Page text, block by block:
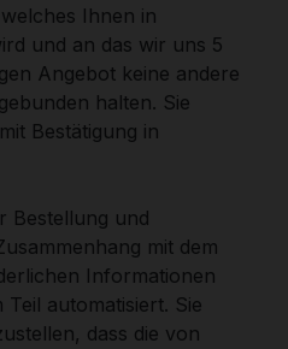
Ihnen in
und an das wir uns 5
Angebot keine andere
halten. Sie
Bestätigung in
Bestellung und
mit dem
Informationen
automatisiert. Sie
dass die von